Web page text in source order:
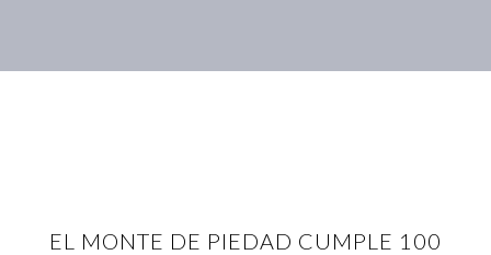
EL MONTE DE PIEDAD CUMPLE 100